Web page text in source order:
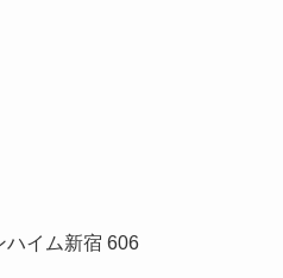
ハイム新宿 606